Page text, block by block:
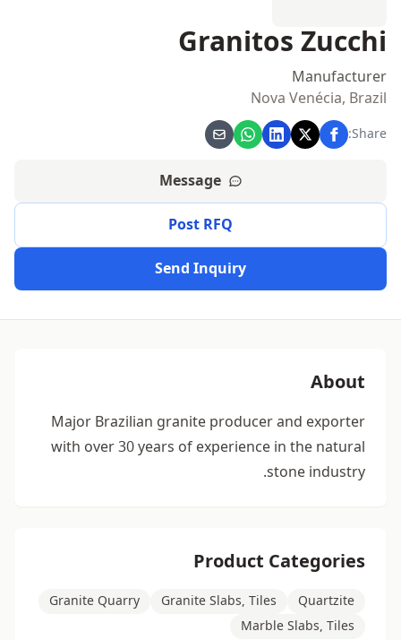
Granitos Zucchi
Manufacturer
Nova Venécia, Brazil
Share:
Message
Post RFQ
Send Inquiry
About
Major Brazilian granite producer and exporter
with over 30 years of experience in the natural
stone industry.
Product Categories
Quartzite
Granite Slabs, Tiles
Granite Quarry
Marble Slabs, Tiles